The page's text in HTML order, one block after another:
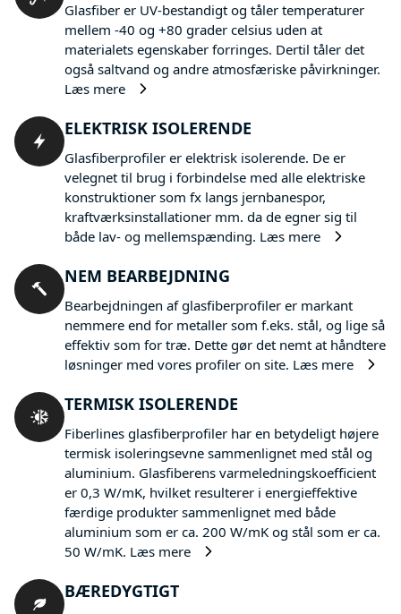
Glasfiber er UV-bestandigt og tåler temperaturer
mellem -40 og +80 grader celsius uden at
materialets egenskaber forringes. Dertil tåler det
også saltvand og andre atmosfæriske påvirkninger.
Læs mere
ELEKTRISK ISOLERENDE
Glasfiberprofiler er elektrisk isolerende. De er
velegnet til brug i forbindelse med alle elektriske
konstruktioner som fx langs jernbanespor,
kraftværksinstallationer mm. da de egner sig til
både lav- og mellemspænding. Læs mere
NEM BEARBEJDNING
Bearbejdningen af glasfiberprofiler er markant
nemmere end for metaller som f.eks. stål, og lige så
effektiv som for træ. Dette gør det nemt at håndtere
løsninger med vores profiler on site. Læs mere
TERMISK ISOLERENDE
Fiberlines glasfiberprofiler har en betydeligt højere
termisk isoleringsevne sammenlignet med stål og
aluminium. Glasfiberens varmeledningskoefficient
er 0,3 W/mK, hvilket resulterer i energieffektive
færdige produkter sammenlignet med både
aluminium som er ca. 200 W/mK og stål som er ca.
50 W/mK. Læs mere
BÆREDYGTIGT